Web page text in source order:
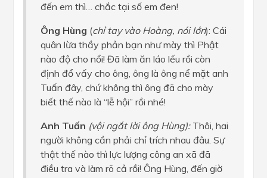
đến em thì… chắc tại số em đen!
Ông Hùng (chỉ tay vào Hoàng, nói lớn): Cái
quân lừa thầy phản bạn như mày thì Phật
nào độ cho nổi! Đã làm ăn láo lếu rồi còn
định đổ vấy cho ông, ông là ông nể mặt anh
Tuấn đây, chứ không thì ông đã cho mày
biết thế nào là “lễ hội” rồi nhé!
Anh Tuấn (vội ngắt lời ông Hùng):Thôi, hai
người không cần phải chỉ trích nhau đâu. Sự
thật thế nào thì lực lượng công an xã đã
điều tra và làm rõ cả rồi! Ông Hùng, đến giờ